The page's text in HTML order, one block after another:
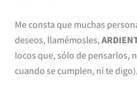
Me consta que muchas
deseos, llamémosles,
locos que, sólo de pensarlos,
cuando se cumplen, ni te digo).